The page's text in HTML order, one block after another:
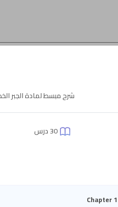
شرح مبسط لمادة الجبر
30 درس
Chapter 1